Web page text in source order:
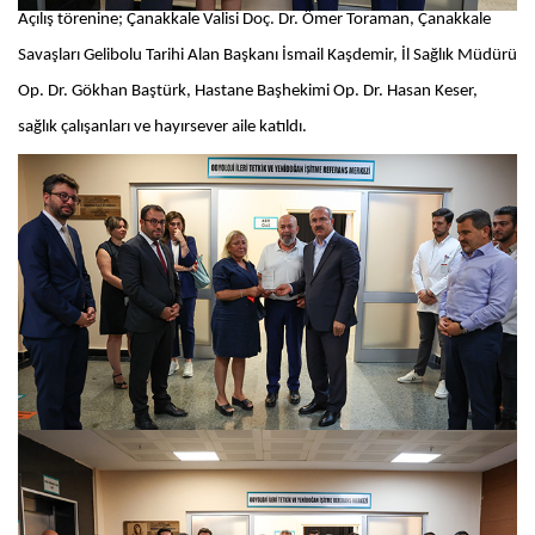
Açılış törenine; Çanakkale Valisi Doç. Dr. Ömer Toraman, Çanakkale
Savaşları Gelibolu Tarihi Alan Başkanı İsmail Kaşdemir, İl Sağlık Müdürü
Op. Dr. Gökhan Baştürk, Hastane Başhekimi Op. Dr. Hasan Keser,
sağlık çalışanları ve hayırsever aile katıldı.